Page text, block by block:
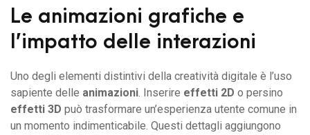
Le animazioni grafiche e
l’impatto delle interazioni
Uno degli elementi distintivi della creatività digitale è l’uso
sapiente delle animazioni. Inserire effetti 2D o persino
effetti 3D può trasformare un’esperienza utente comune in
un momento indimenticabile. Questi dettagli aggiungono